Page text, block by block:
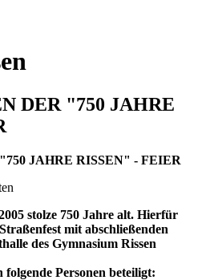
DER "750 JAHRE
JAHRE RISSEN" - FEIER
stolze 750 Jahre alt. Hierfür
mit abschließenden
des Gymnasium Rissen
Personen beteiligt: